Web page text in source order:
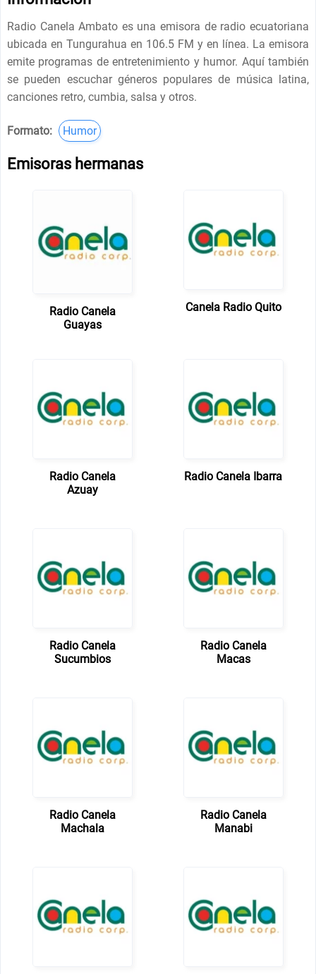
Radio Canela Ambato es una emisora de radio ecuatoriana
ubicada en Tungurahua en 106.5 FM y en línea. La emisora
emite programas de entretenimiento y humor. Aquí también
se pueden escuchar géneros populares de música latina,
canciones retro, cumbia, salsa y otros.
Formato: Humor
Emisoras hermanas
Radio Canela
Guayas
Canela Radio Quito
Radio Canela
Azuay
Radio Canela Ibarra
Radio Canela
Sucumbios
Radio Canela
Macas
Radio Canela
Machala
Radio Canela
Manabi